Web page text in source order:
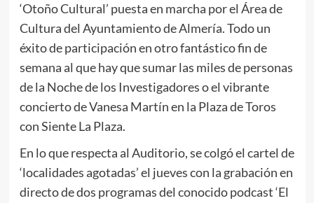
‘Otoño Cultural’ puesta en marcha por el Área de
Cultura del Ayuntamiento de Almería. Todo un
éxito de participación en otro fantástico fin de
semana al que hay que sumar las miles de personas
de la Noche de los Investigadores o el vibrante
concierto de Vanesa Martín en la Plaza de Toros
con Siente La Plaza.
En lo que respecta al Auditorio, se colgó el cartel de
‘localidades agotadas’ el jueves con la grabación en
directo de dos programas del conocido podcast ‘El